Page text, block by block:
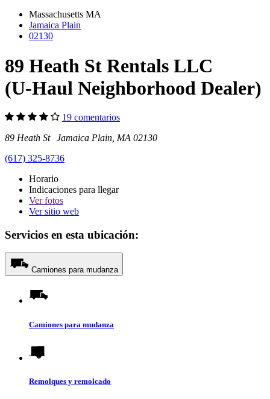
Massachusetts MA
Jamaica Plain
02130
89 Heath St Rentals LLC
(U-Haul Neighborhood Dealer)
19 comentarios
89 Heath St Jamaica Plain, MA 02130
(617) 325-8736
Horario
Indicaciones para llegar
Verfotos
Ver sitio web
Servicios en esta ubicación:
Camiones para mudanza
Camiones para mudanza
Remolques y remolcado